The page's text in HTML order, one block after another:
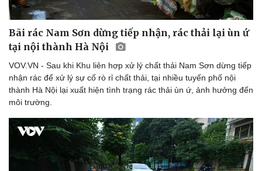
Bãi rác Nam Sơn dừng tiếp nhận, rác thải lại ùn ứ
tại nội thành Hà Nội
VOV.VN - Sau khi Khu liên hợp xử lý chất thải Nam Sơn dừng tiếp
nhận rác để xử lý sự cố rò rỉ chất thải, tại nhiều tuyến phố nội
thành Hà Nội lại xuất hiện tình trạng rác thải ùn ứ, ảnh hưởng đến
môi trường.